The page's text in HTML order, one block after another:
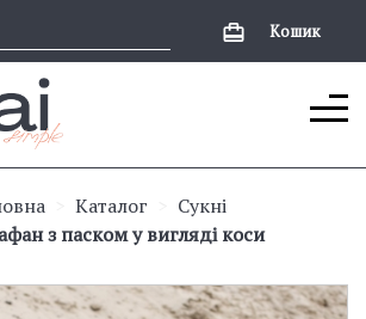
Кошик
Каталог
Сукні
з паском у вигляді коси